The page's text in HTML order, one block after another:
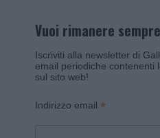
Vuoi rimanere
Iscriviti alla newsletter di
email periodiche contenenti
sul sito web!
Indirizzo email *